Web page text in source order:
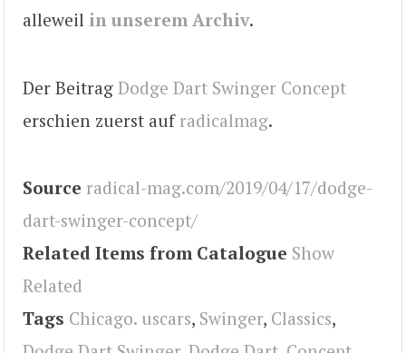
alleweil in unserem Archiv.
Der Beitrag Dodge Dart Swinger Concept
erschien zuerst auf radicalmag.
Source radical-mag.com/2019/04/17/dodge-
dart-swinger-concept/
Related Items from Catalogue Show
Related
Tags Chicago. uscars, Swinger, Classics,